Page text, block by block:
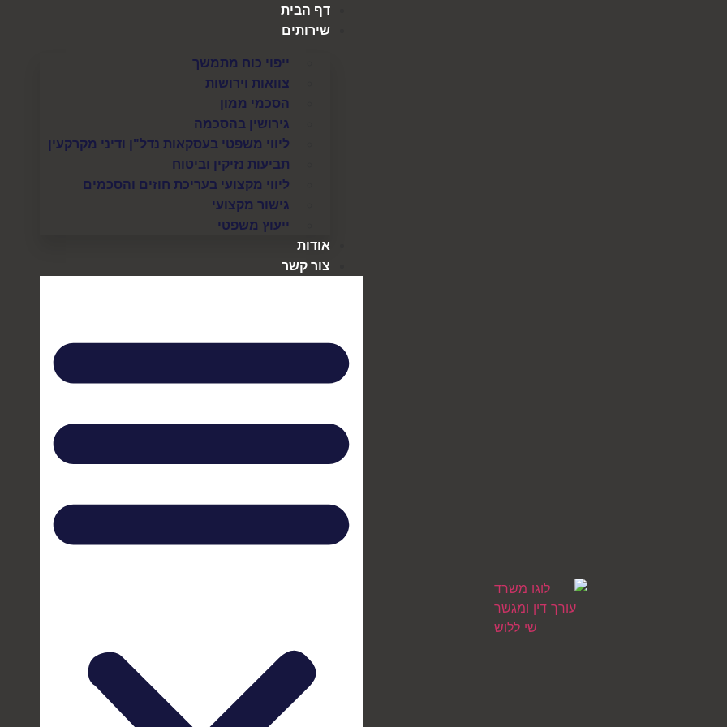
דף הבית
שירותים
ייפוי כוח מתמשך
צוואות וירושות
הסכמי ממון
גירושין בהסכמה
ליווי משפטי בעסקאות נדל"ן ודיני מקרקעין
תביעות נזיקין וביטוח
ליווי מקצועי בעריכת חוזים והסכמים
גישור מקצועי
ייעוץ משפטי
אודות
צור קשר